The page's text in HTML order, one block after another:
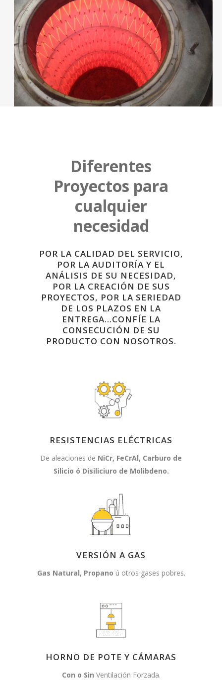
Diferentes
Proyectos para
cualquier
necesidad
POR LA CALIDAD DEL SERVICIO,
POR LA AUDITORÍA Y EL
ANÁLISIS DE SU NECESIDAD,
POR LA CREACIÓN DE SUS
PROYECTOS, POR LA SERIEDAD
DE LOS PLAZOS EN LA
ENTREGA…CONFÍE LA
CONSECUCIÓN DE SU
PRODUCTO CON NOSOTROS.
RESISTENCIAS ELÉCTRICAS
De aleaciones de NiCr, FeCrAl, Carburo de
Silicio ó Disiliciuro de Molibdeno.
VERSIÓN A GAS
Gas Natural, Propano ú otros gases pobres.
HORNO DE POTE Y CÁMARAS
Con o Sin Ventilación Forzada.